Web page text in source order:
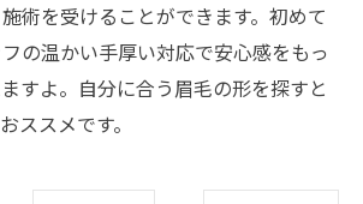
術を受けることができます。初めて
の温かい手厚い対応で安心感をもっ
すよ。自分に合う眉毛の形を探すと
ススメです。